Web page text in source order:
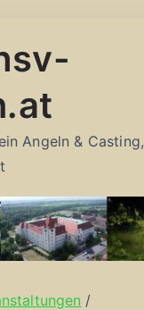
Angeln & Casting,